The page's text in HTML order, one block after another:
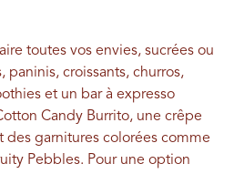
toutes vos envies, sucrées ou
paninis, croissants, churros,
et un bar à expresso
Candy Burrito, une crêpe
des garnitures colorées comme
Pebbles. Pour une option